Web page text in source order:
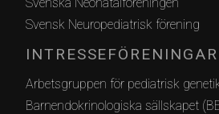
Svensk Neuropediatrisk förening
INTRESSEFÖRENINGAR
Arbetsgruppen för pediatrisk
Barnendokrinologiska sällskapet